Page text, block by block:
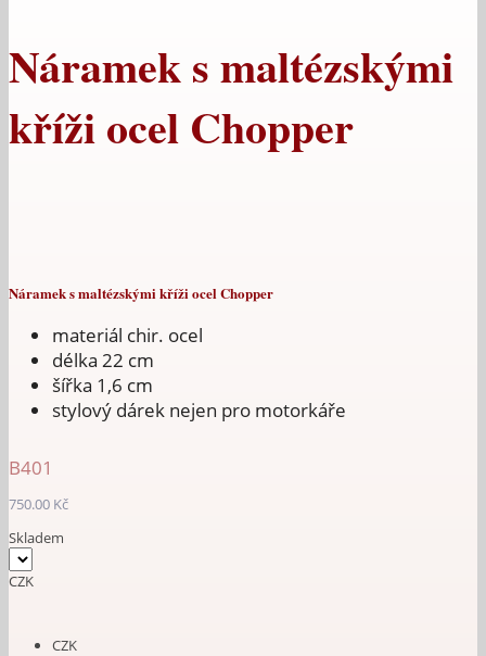
Náramek s maltézskými
kříži ocel Chopper
Náramek s maltézskými kříži ocel Chopper
materiál chir. ocel
délka 22 cm
šířka 1,6 cm
stylový dárek nejen pro motorkáře
B401
750.00 Kč
Skladem
CZK
CZK